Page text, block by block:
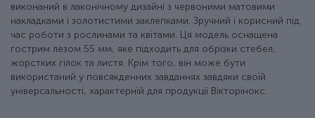
виконаний в лаконічному дизайні з червоними матовими
накладками і золотистими заклепками. Зручний і корисний під
час роботи з рослинами та квітами. Ця модель оснащена
гострим лезом 55 мм, яке підходить для обрізки стебел,
жорстких гілок та листя. Крім того, він може бути
використаний у повсякденних завданнях завдяки своїй
універсальності, характерній для продукції Вікторінокс.